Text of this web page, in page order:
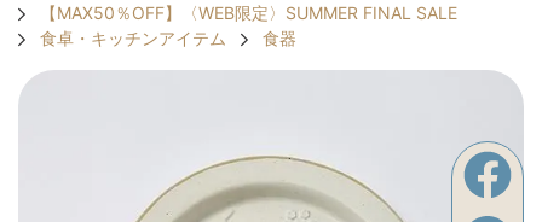
【MAX50％OFF】〈WEB限定〉SUMMER FINAL SALE
食卓・キッチンアイテム
食器